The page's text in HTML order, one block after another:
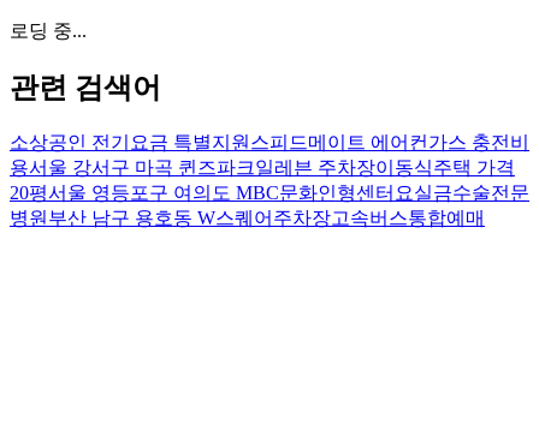
로딩 중...
관련 검색어
소상공인 전기요금 특별지원 스피드메이트 에어컨가스 충전비
용서울 강서구 마곡 퀸즈파크일레븐 주차장이동식주택 가격
20평서울 영등포구 여의도 MBC문화인형센터 요실금수술전문
병원 부산 남구 용호동 W스퀘어주차장고속버스통합예매